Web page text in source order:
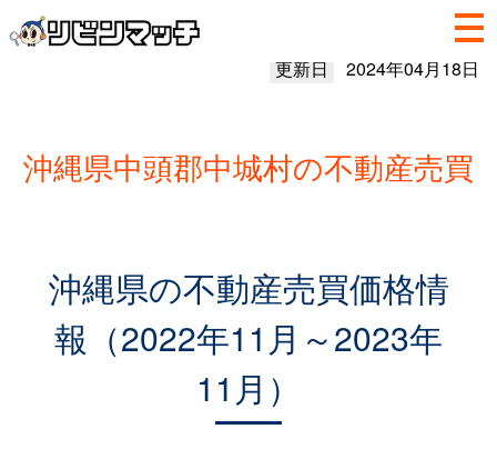
更新日 2024年04月18日
沖縄県中頭郡中城村の不動産売買
沖縄県の不動産売買価格情
報（2022年11月～2023年
11月）